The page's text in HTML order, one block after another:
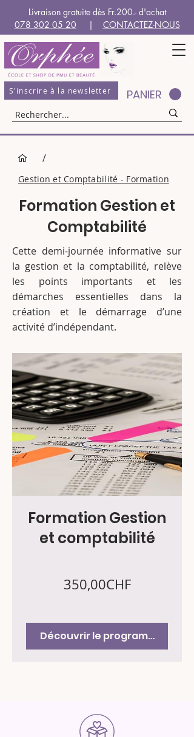
Livraison gratuite dès Fr.200.- d'achat
078 302 05 20 | CONTACTEZ-NOUS
S'inscrire à la newsletter PANIER
/
Gestion et Comptabilité - Formation
Formation Gestion et
Comptabilité
Cette demi-journée informative sur
la gestion et la comptabilité, relève
les points importants et les
démarches essentielles dans la
création et le démarrage d’une
activité d’indépendant.
Formation Gestion
et comptabilité
350,00CHFPrix
Découvrir le programme